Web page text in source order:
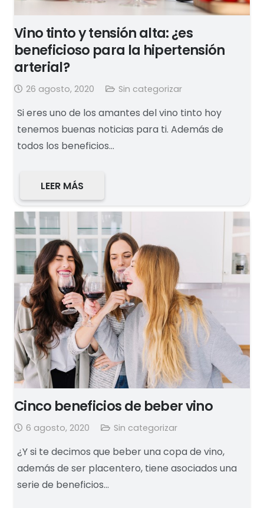
Vino tinto y tensión alta: ¿es
beneficioso para la hipertensión
arterial?
26 agosto, 2020 Sin categorizar
Si eres uno de los amantes del vino tinto hoy
tenemos buenas noticias para ti. Además de
todos los beneficios…
LEER MÁS
Cinco beneficios de beber vino
6 agosto, 2020 Sin categorizar
¿Y si te decimos que beber una copa de vino,
además de ser placentero, tiene asociados una
serie de beneficios…